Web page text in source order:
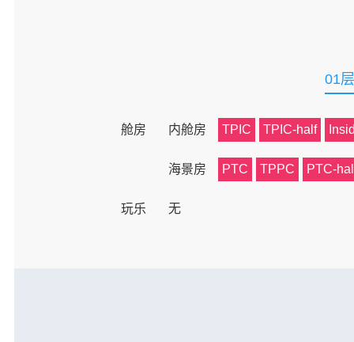
01层
舱房 内舱房 TPIC TPIC-half
海景房 PTC TPPC PTC-
玩乐 无